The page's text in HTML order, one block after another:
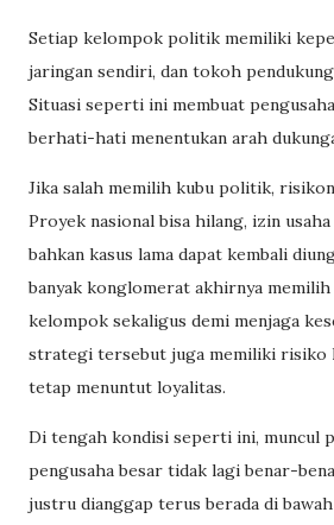
Setiap kelompok politik memiliki
jaringan sendiri, dan tokoh
Situasi seperti ini membuat
berhati-hati menentukan arah
Jika salah memilih kubu politik,
Proyek nasional bisa hilang, izin
bahkan kasus lama dapat kembali
banyak konglomerat akhirnya memilih
kelompok sekaligus demi menjaga
strategi tersebut juga memiliki risiko
tetap menuntut loyalitas.
Di tengah kondisi seperti ini, muncul
pengusaha besar tidak lagi benar-
justru dianggap terus berada di